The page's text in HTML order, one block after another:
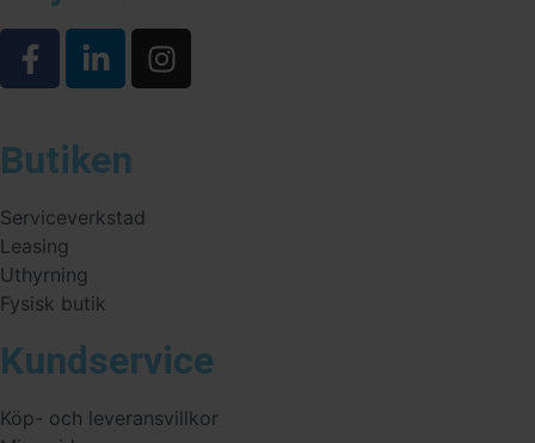
Butiken
Serviceverkstad
Leasing
Uthyrning
Fysisk butik
Kundservice
Köp- och leveransvillkor